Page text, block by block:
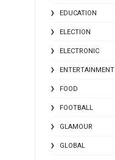
EDUCATION
ELECTION
ELECTRONIC
ENTERTAINMENT
FOOD
FOOTBALL
GLAMOUR
GLOBAL